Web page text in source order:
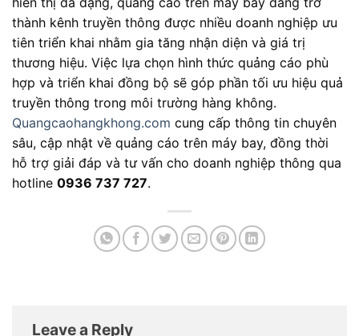
thành kênh truyền thông được nhiều doanh nghiệp ưu
tiên triển khai nhằm gia tăng nhận diện và giá trị
thương hiệu. Việc lựa chọn hình thức quảng cáo phù
hợp và triển khai đồng bộ sẽ góp phần tối ưu hiệu quả
truyền thông trong môi trường hàng không.
Quangcaohangkhong.com cung cấp thông tin chuyên
sâu, cập nhật về quảng cáo trên máy bay, đồng thời
hỗ trợ giải đáp và tư vấn cho doanh nghiệp thông qua
hotline 0936 737 727.
Leave a Reply